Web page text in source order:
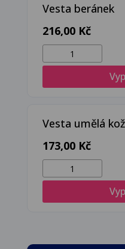
Vesta beránek
216,00 Kč
beránek
množství
Vesta umělá
173,00 Kč
umělá
kožešina